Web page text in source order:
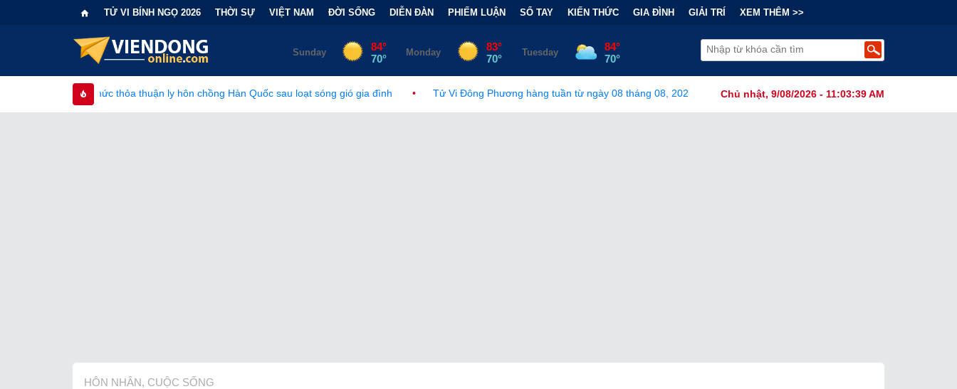
TỬ VI BÍNH NGỌ 2026 THỜI SỰ VIỆT NAM ĐỜI SỐNG DIỄN ĐÀN PHIẾM LUẬN SỔ TAY KIẾN THỨC GIA ĐÌNH GIẢI TRÍ XEM THÊM >>
Chủ nhật, 9/08/2026 - 11:03:41 AM
thỏa thuận ly hôn chồng Hàn Quốc sau loạt sóng gió gia đình • Tử Vi Đông Phương hàng tuần từ ngày 08 tháng 08, 2026 đến 14 tháng 08, 2026 Bi kịch "6 lần chọn sai nhánh công nghệ" của
HÔN NHÂN, CUỘC SỐNG